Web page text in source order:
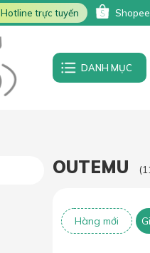
Hotline trực tuyến Shopee
DANH MỤC
OUTEMU
Hàng mới